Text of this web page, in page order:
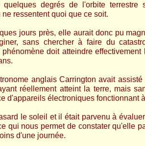
quelques degrés de l'orbite terrestre
ressentent quoi que ce soit.
jours près, elle aurait donc pu
sans chercher à faire du
doit atteindre effectivement
anglais Carrington avait
réellement atteint la terre, mais
d'appareils électroniques fonctionnant
le soleil et il était parvenu à
qui nous permet de constater qu'elle
d'une journée.